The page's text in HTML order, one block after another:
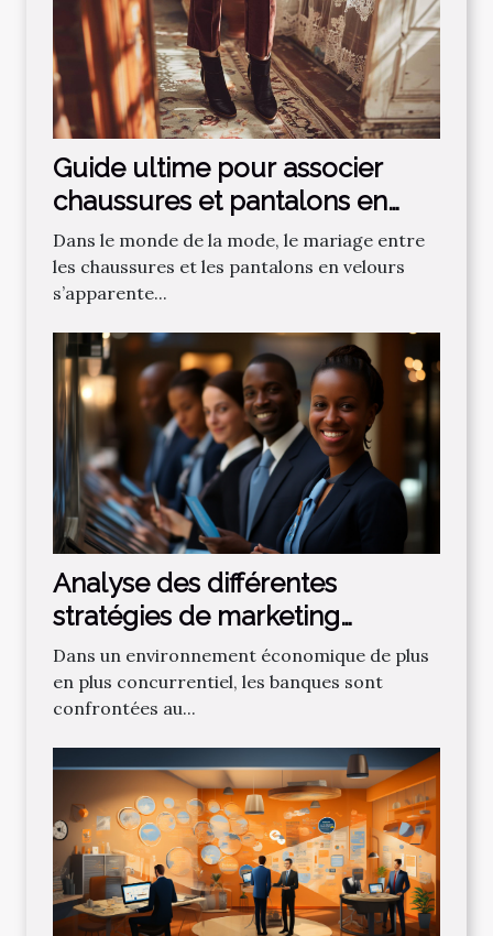
Guide ultime pour associer
chaussures et pantalons en
velours
Dans le monde de la mode, le mariage entre
les chaussures et les pantalons en velours
s’apparente...
Analyse des différentes
stratégies de marketing
bancaire pour attirer de
nouveaux clients
Dans un environnement économique de plus
en plus concurrentiel, les banques sont
confrontées au...